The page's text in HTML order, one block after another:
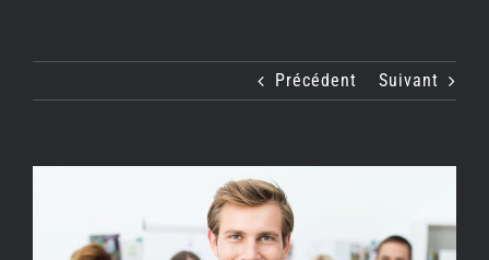
Précédent Suivant
agrandie